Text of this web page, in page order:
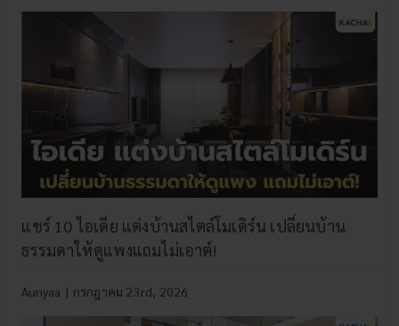
แชร์ 10 ไอเดีย แต่งบ้านสไตล์โมเดิร์น เปลี่ยนบ้าน
ธรรมดาให้ดูแพงแถมไม่เอาต์!
Aunyaa | กรกฎาคม 23rd, 2026